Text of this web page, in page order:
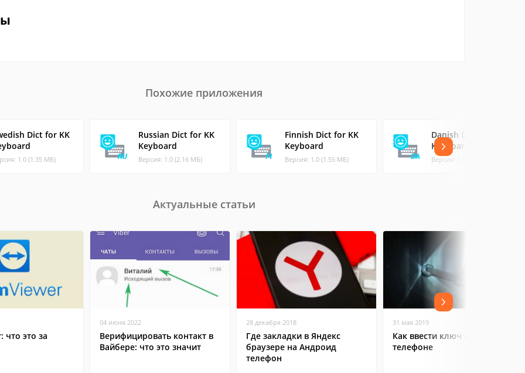
Похожие приложения
Dict for KK
1.0 (1.35 МБ)
Russian Dict for KK
Keyboard
Версия: 1.0 (2.16 МБ)
Finnish Dict for KK
Keyboard
Версия: 1.0 (1.55 МБ)
Danish Dict for KK
Keyboard
Версия: 1.0 (1.27 МБ)
Актуальные статьи
что это за
04 июня 2022
Верифицировать контакт в
Вайбере: что это значит
28 декабря 2018
Где закладки в Яндекс
браузере на Андроид
телефон
31 мая 2019
Как ввести ключ в Steam на
телефоне